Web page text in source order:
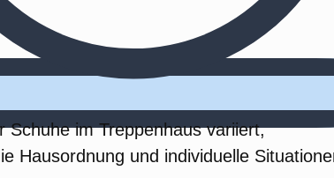
Schuhe im Treppenhaus variiert,
Hausordnung und individuelle